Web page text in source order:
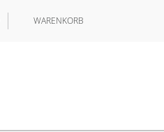
WARENKORB